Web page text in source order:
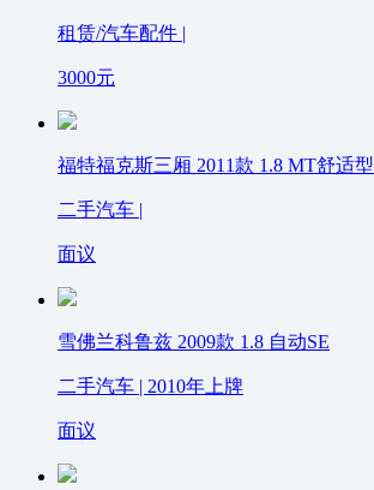
租赁/汽车配件 |
3000元
福特福克斯三厢 2011款 1.8 MT舒适型
二手汽车 |
面议
雪佛兰科鲁兹 2009款 1.8 自动SE
二手汽车 | 2010年上牌
面议